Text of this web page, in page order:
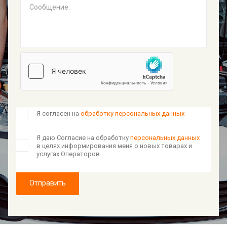
Сообщение:
Я согласен на обработку персональных данных
Я даю Согласие на обработку персональных данных
в целях информирования меня о новых товарах и
услугах Операторов
Отправить